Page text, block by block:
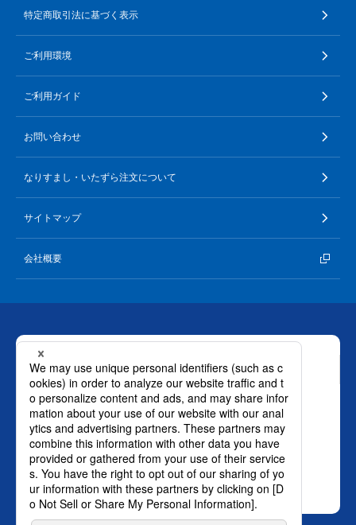
特定商取引法に基づく表示
ご利用環境
ご利用ガイド
お問い合わせ
なりすまし・いたずら注文について
サイトマップ
会社概要
お問い合わせ
ロート製薬株式会社 通販事業部
0120-880-610
月～土：9時～21時 日祝：9時～18時
（年末年始を除く）
おかけ間違いのないようご注意ください。